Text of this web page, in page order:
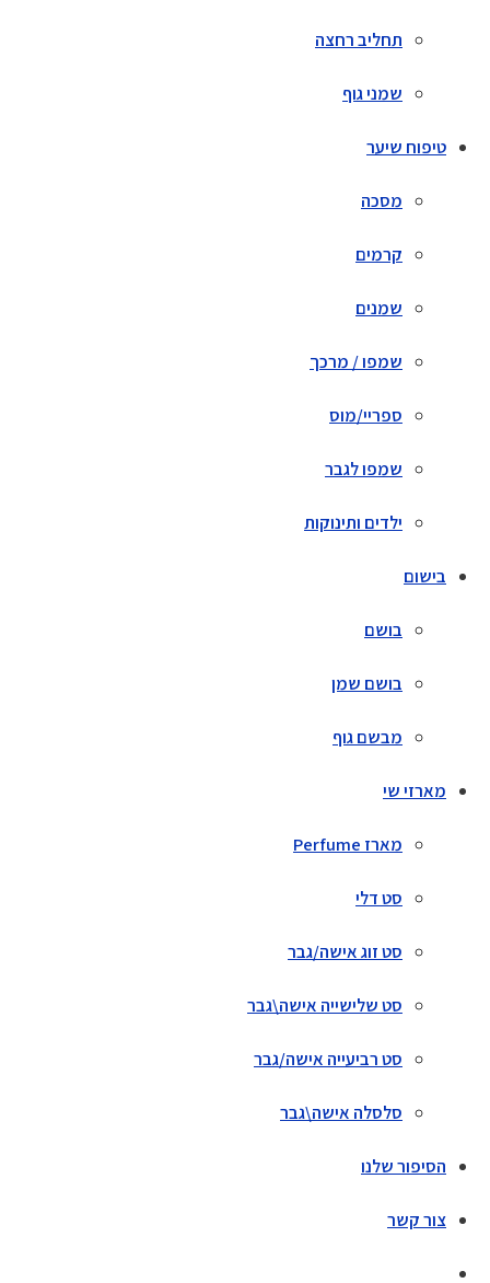
תחליב רחצה
שמני גוף
טיפוח שיער
מסכה
קרמים
שמנים
שמפו / מרכך
ספריי/מוס
שמפו לגבר
ילדים ותינוקות
בישום
בושם
בושם שמן
מבשם גוף
מארזי שי
מארז Perfume
סט דלי
סט זוג אישה/גבר
סט שלישייה אישה\גבר
סט רביעייה אישה/גבר
סלסלה אישה\גבר
הסיפור שלנו
צור קשר